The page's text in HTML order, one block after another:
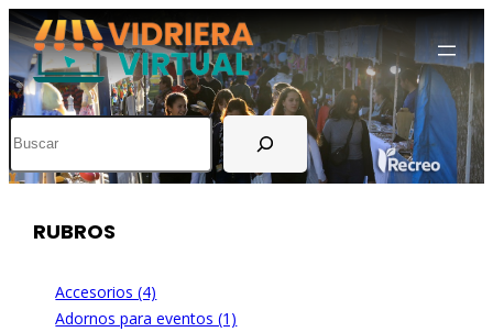
RUBROS
Accesorios (4)
Adornos para eventos (1)